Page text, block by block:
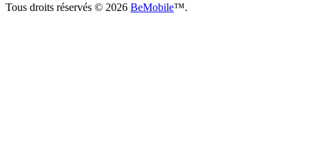
Tous droits réservés © 2026 BeMobile™.